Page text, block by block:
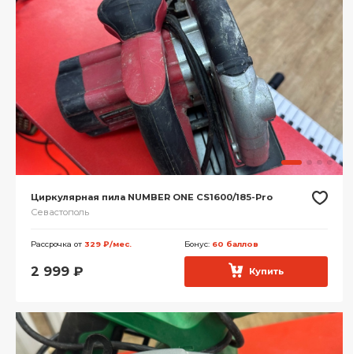
Циркулярная пила NUMBER ONE CS1600/185-Pro
Севастополь
Рассрочка от 329 ₽/мес. Бонус: 60 баллов
2 999 ₽ Купить